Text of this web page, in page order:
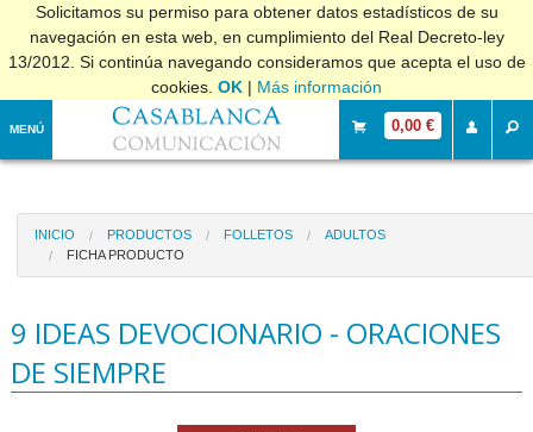
Solicitamos su permiso para obtener datos estadísticos de su
navegación en esta web, en cumplimiento del Real Decreto-ley
13/2012. Si continúa navegando consideramos que acepta el uso de
cookies. OK | Más información
MENÚ 0,00 €
INICIO PRODUCTOS FOLLETOS
ADULTOS
FICHA PRODUCTO
9 IDEAS DEVOCIONARIO - ORACIONES
DE SIEMPRE